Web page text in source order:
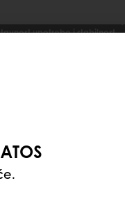
upotrebe i stabilnost
alergeni, upotreba i